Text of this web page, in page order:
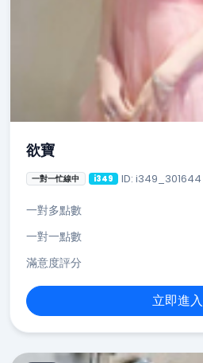
欲寶
一對一忙線中 i349 ID: i349_301644
一對多點數
一對一點數
滿意度評分
立即進入